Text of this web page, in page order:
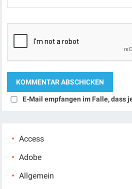
E-Mail empfangen im Falle, dass
Access
Adobe
Allgemein